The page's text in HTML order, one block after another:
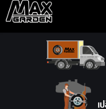
หน้าแรก